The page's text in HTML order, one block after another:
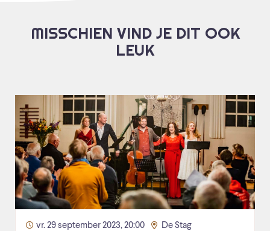
MISSCHIEN VIND JE DIT OOK
LEUK
vr. 29 september 2023, 20:00 De Stag